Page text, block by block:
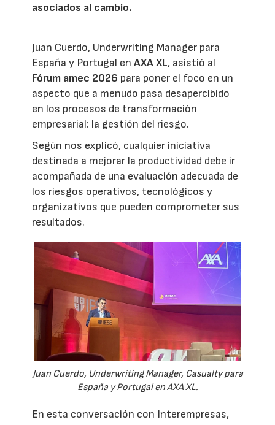
asociados al cambio.
Juan Cuerdo, Underwriting Manager para
España y Portugal enAXA XL, asistió al
Fórum amec 2026 para poner el foco en un
aspecto que a menudo pasa desapercibido
en los procesos de transformación
empresarial: la gestión del riesgo.
Según nos explicó, cualquier iniciativa
destinada a mejorar la productividad debe ir
acompañada de una evaluación adecuada de
los riesgos operativos, tecnológicos y
organizativos que pueden comprometer sus
resultados.
Juan Cuerdo, Underwriting Manager, Casualty para
España y Portugal en AXA XL.
En esta conversación con Interempresas,